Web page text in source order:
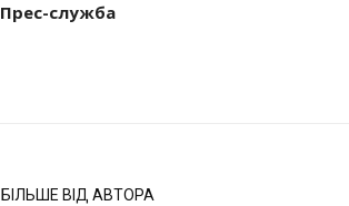
Прес-служба
БІЛЬШЕ ВІД АВТОРА